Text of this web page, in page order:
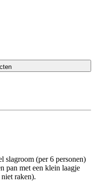
slagroom (per 6 personen)
pan met een klein laagje
raken).